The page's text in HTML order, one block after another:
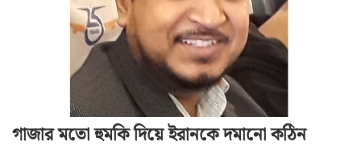
গাজার মতো হুমকি দিয়ে ইরানকে দমানো কঠিন